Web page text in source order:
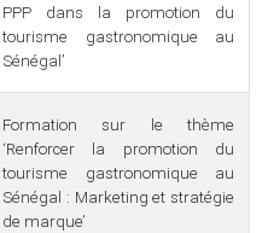
PPP dans la promotion du
tourisme gastronomique au
Sénégal’
Formation sur le thème
‘Renforcer la promotion du
tourisme gastronomique au
Sénégal : Marketing et stratégie
de marque’